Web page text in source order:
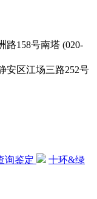
路158号南塔 (020-
安区江场三路252号
询鉴定
十环&绿